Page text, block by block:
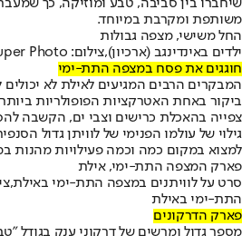
שיחברו בין סביבה, טבע ומוזיקה, כך
משותפת ומקרבת במיוחד.
החל משישי, מצפה גבולות
ילדים באינדינגב (ארכיון),צילום: Muper Photo
חוגגים את פסח במצפה התת-ימי
המבקרים הרבים המגיעים לאילת לא
ביקור באחת האטרקציות הפופולריות
צפייה בהאכלת כרישים וצבי ים, הקשבה
גילוי של עולמו הפנימי של לוויתן גדול
למצוא במקום כמה וכמה פעילויות מהנות
פארק המצפה התת-ימי, אילת
סרט על לוויתנים במצפה התת-ימי
התת-ימי באילת
פארק הדרקונים
מספר גדול ומרשים של דרקוני ענק בגודל